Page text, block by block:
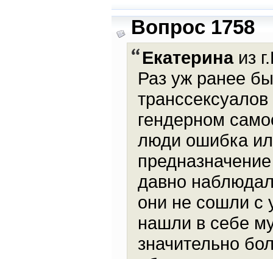
Вопрос 1758
Екатеринаиз
Раз уж ранее
гендерном
люди ошибка
давно
они не сошли с
нашли в себе
значительно